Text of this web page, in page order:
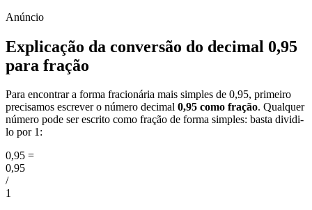
Explicação da conversão do decimal 0,95
para fração
Para encontrar a forma fracionária mais simples de 0,95, primeiro
precisamos escrever o número decimal 0,95 como fração. Qualquer
número pode ser escrito como fração de forma simples: basta dividi-
lo por 1:
0,95 =
0,95
/
1